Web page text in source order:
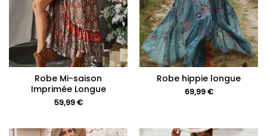
Robe Mi-saison
Imprimée Longue
59,99€
Robe hippie longue
69,99€